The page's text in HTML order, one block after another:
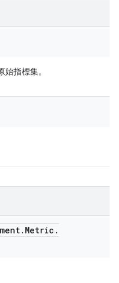
始指標集。
. Metric .